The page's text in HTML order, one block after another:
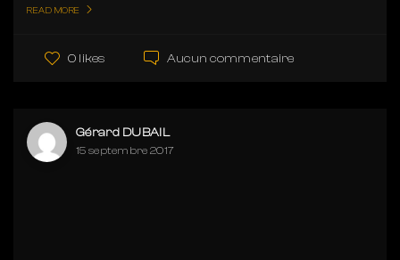
READ MORE
0 likes Aucun commentaire
Gérard DUBAIL
15 septembre 2017